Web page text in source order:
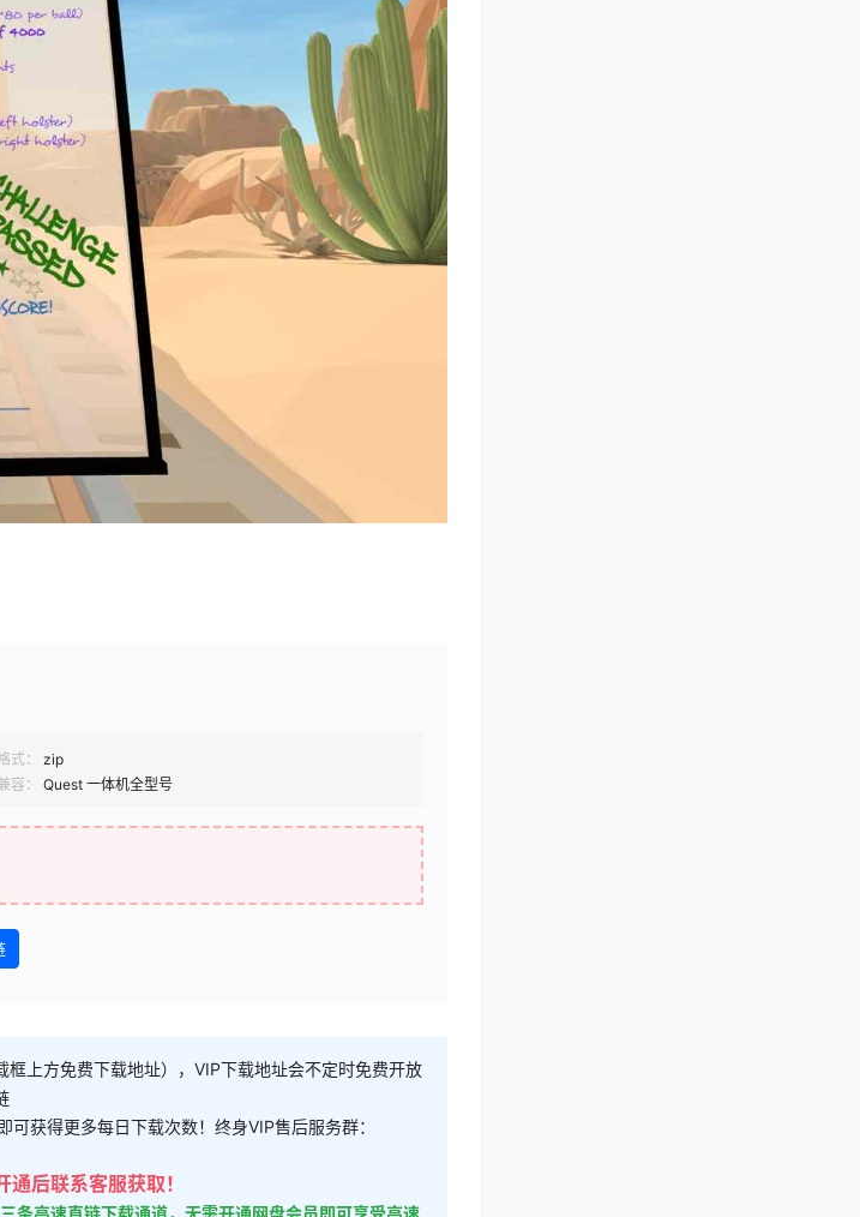
式：
zip
容： Quest 一体机全型号
上方免费下载地址），VIP下载地址会不定时免费开放
可获得更多每日下载次数！终身VIP售后服务群：
后联系客服获取！
条高速直链下载通道，无需开通网盘会员即可享受高速